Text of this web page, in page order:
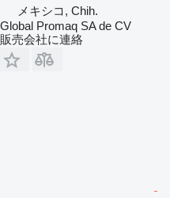
メキシコ, Chih.
Global Promaq SA de CV
販売会社に連絡